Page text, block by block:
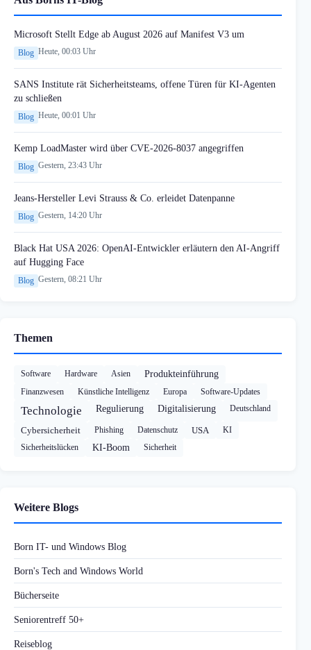
Microsoft Stellt Edge ab August 2026 auf Manifest V3 um
Blog Heute, 00:03 Uhr
SANS Institute rät Sicherheitsteams, offene Türen für KI-Agenten
zu schließen
Blog Heute, 00:01 Uhr
Kemp LoadMaster wird über CVE-2026-8037 angegriffen
Blog Gestern, 23:43 Uhr
Jeans-Hersteller Levi Strauss & Co. erleidet Datenpanne
Blog Gestern, 14:20 Uhr
Black Hat USA 2026: OpenAI-Entwickler erläutern den AI-Angriff
auf Hugging Face
Blog Gestern, 08:21 Uhr
Themen
Software Hardware Asien Produkteinführung
Finanzwesen Künstliche Intelligenz Europa Software-Updates
Technologie Regulierung Digitalisierung Deutschland
Cybersicherheit Phishing Datenschutz USA
KI
Sicherheitslücken
KI-Boom Sicherheit
Weitere Blogs
Born IT- und Windows Blog
Born's Tech and Windows World
Bücherseite
Seniorentreff 50+
Reiseblog